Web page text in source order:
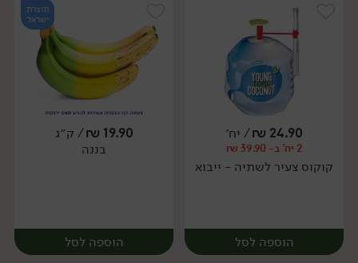
יח׳ יח׳
24.90
₪/ יח׳
2 יח' ב- 39.90 ₪
קוקוס צעיר לשתיה - ייבוא
הוספה לסל
תוצרת
ישראל
19.90
₪/ ק״ג
בננה
הוספה לסל